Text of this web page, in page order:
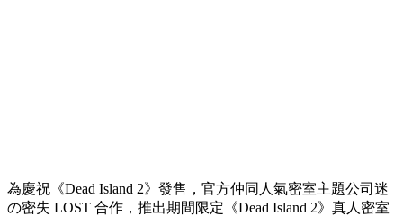
為慶祝《Dead Island 2》發售，官方仲同人氣密室主題公司迷
の密失 LOST 合作，推出期間限定《Dead Island 2》真人密室